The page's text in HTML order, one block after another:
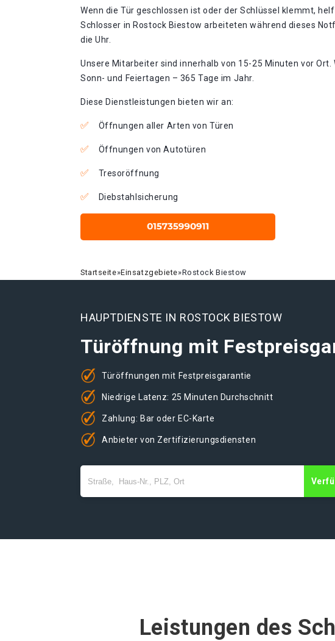
Wenn die Tür geschlossen ist oder der Schlüssel klemmt,
Schlosser in Rostock Biestow arbeiteten während dieses
die Uhr.
Unsere Mitarbeiter sind innerhalb von 15-25 Minuten vor Ort.
Sonn- und Feiertagen – 365 Tage im Jahr.
Diese Dienstleistungen bieten wir an:
Öffnungen aller Arten von Türen
Öffnungen von Autotüren
Tresoröffnung
Diebstahlsicherung
Startseite»Einsatzgebiete»Rostock Biestow
HAUPTDIENSTE IN ROSTOCK BIESTOW
Türöffnung mit
Türöffnungen mit Festpreisgarantie
Niedrige Latenz: 25 Minuten Durchschnitt
Zahlung: Bar oder EC-Karte
Anbieter von Zertifizierungsdiensten
Leistungen des